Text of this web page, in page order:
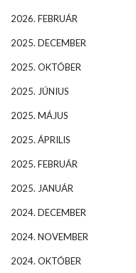
2026. FEBRUÁR
2025. DECEMBER
2025. OKTÓBER
2025. JÚNIUS
2025. MÁJUS
2025. ÁPRILIS
2025. FEBRUÁR
2025. JANUÁR
2024. DECEMBER
2024. NOVEMBER
2024. OKTÓBER